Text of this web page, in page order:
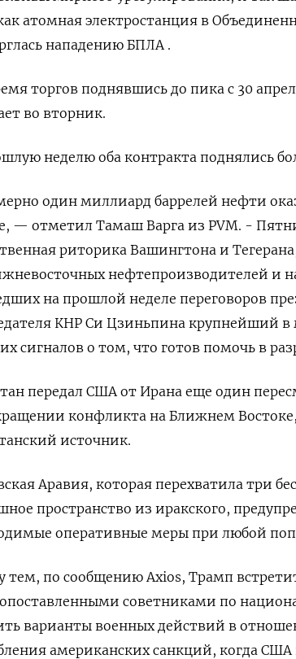
атомная электростанция в
нападению БПЛА .
торгов поднявшись до пика ​с 30
во вторник.
неделю оба контракта поднялись
один миллиард ‌баррелей нефти
— отметил Тамаш Варга из ​PVM. -
риторика Вашингтона и
нефтепроизводителей и
на прошлой неделе переговоров
КНР Си Цзиньпина крупнейший
сигналов о том, ​что готов помочь ​в
‌передал США от Ирана еще один
конфликта на Ближнем
источник.
Аравия, которая перехватила три
пространство из иракского,
оперативные меры при любой
тем, по сообщению Axios, Трамп
советниками по
варианты военных действий в
американских санкций, когда